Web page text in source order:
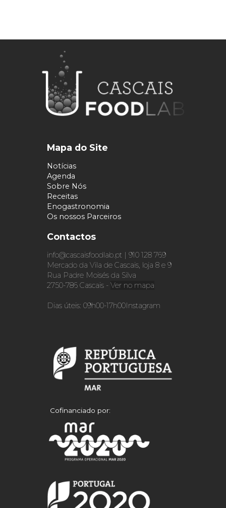
Mapa do Site
Notícias
Agenda
Sobre Nós
Receitas
Enogastronomia
Os nossos Parceiros
Contactos
info@cascaisfoodlab.pt | 910 128 769
Mercado da Vila de Cascais, loja 8 e 9
Rua Padre Moisés da Silva
2750-786 Cascais -Ver no mapa
Dias úteis: 09h00-17h00Instagram
Cofinanciado por: